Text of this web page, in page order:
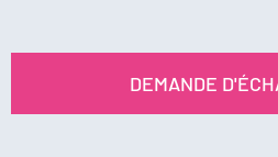
DEMANDE